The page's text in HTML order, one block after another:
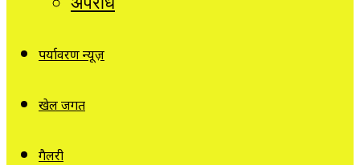
पर्यावरण न्यूज़
खेल जगत
गैलरी